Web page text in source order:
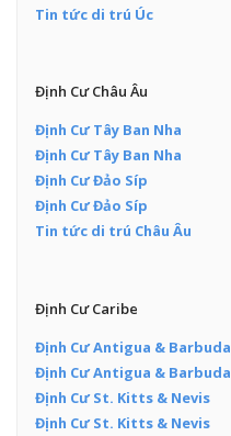
Tin tức di trú Úc
Định Cư Châu Âu
Định Cư Tây Ban Nha
Định Cư Tây Ban Nha
Định Cư Đảo Síp
Định Cư Đảo Síp
Tin tức di trú Châu Âu
Định Cư Caribe
Định Cư Antigua & Barbuda
Định Cư Antigua & Barbuda
Định Cư St. Kitts & Nevis
Định Cư St. Kitts & Nevis